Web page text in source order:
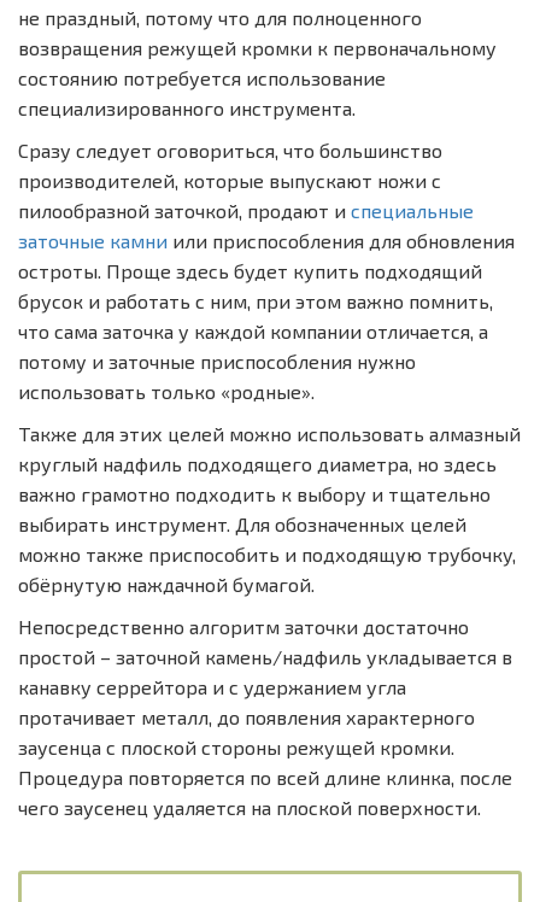
не праздный, потому что для полноценного
возвращения режущей кромки к первоначальному
состоянию потребуется использование
специализированного инструмента.
Сразу следует оговориться, что большинство
производителей, которые выпускают ножи с
пилообразной заточкой, продают и специальные
заточные камни или приспособления для обновления
остроты. Проще здесь будет купить подходящий
брусок и работать с ним, при этом важно помнить,
что сама заточка у каждой компании отличается, а
потому и заточные приспособления нужно
использовать только «родные».
Также для этих целей можно использовать алмазный
круглый надфиль подходящего диаметра, но здесь
важно грамотно подходить к выбору и тщательно
выбирать инструмент. Для обозначенных целей
можно также приспособить и подходящую трубочку,
обёрнутую наждачной бумагой.
Непосредственно алгоритм заточки достаточно
простой – заточной камень/надфиль укладывается в
канавку серрейтора и с удержанием угла
протачивает металл, до появления характерного
заусенца с плоской стороны режущей кромки.
Процедура повторяется по всей длине клинка, после
чего заусенец удаляется на плоской поверхности.